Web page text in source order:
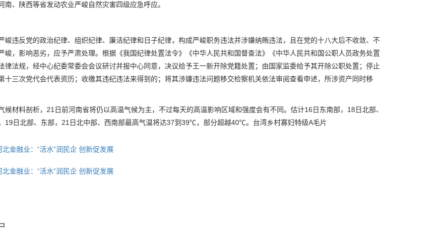
南、陕西等省发动农业严峻自然灾害四级应急呼应。
违反党的政治纪律、组织纪律、廉洁纪律和日子纪律，构成严峻职务违法并涉嫌纳贿违法，且在党的十八大后不收敛、不
峻，影响恶劣，应予严肃处理。根据《我国纪律处置法令》《中华人民共和国督查法》《中华人民共和国公职人员政务处置
律法规，经中心纪委常委会会议研讨并报中心同意，决议给予王一新开除党籍处置；由国家监委给予其开除公职处置；停止
十三次党代会代表资历；收缴其违纪违法来得到的；将其涉嫌违法问题移交检察机关依法审阅查看申述，所涉资产同时移
材料剖析，21日前河南省将仍以高温气候为主，不过每天的高温影响区域和强度会有不同。估计16日东南部，18日北部、
19日北部、东部，21日北中部、西南部最高气温将达37到39℃，部分超越40℃。台湾乡村寡妇特级A毛片
北金融业：“活水”润民企 创新促发展
北金融业：“活水”润民企 创新促发展